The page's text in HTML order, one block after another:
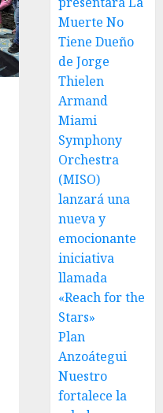
Muerte No
Tiene Dueño
de Jorge
Thielen
Armand
Miami
Symphony
Orchestra
(MISO)
lanzará una
nueva y
emocionante
iniciativa
llamada
«Reach for the
Stars»
Plan
Anzoátegui
Nuestro
fortalece la